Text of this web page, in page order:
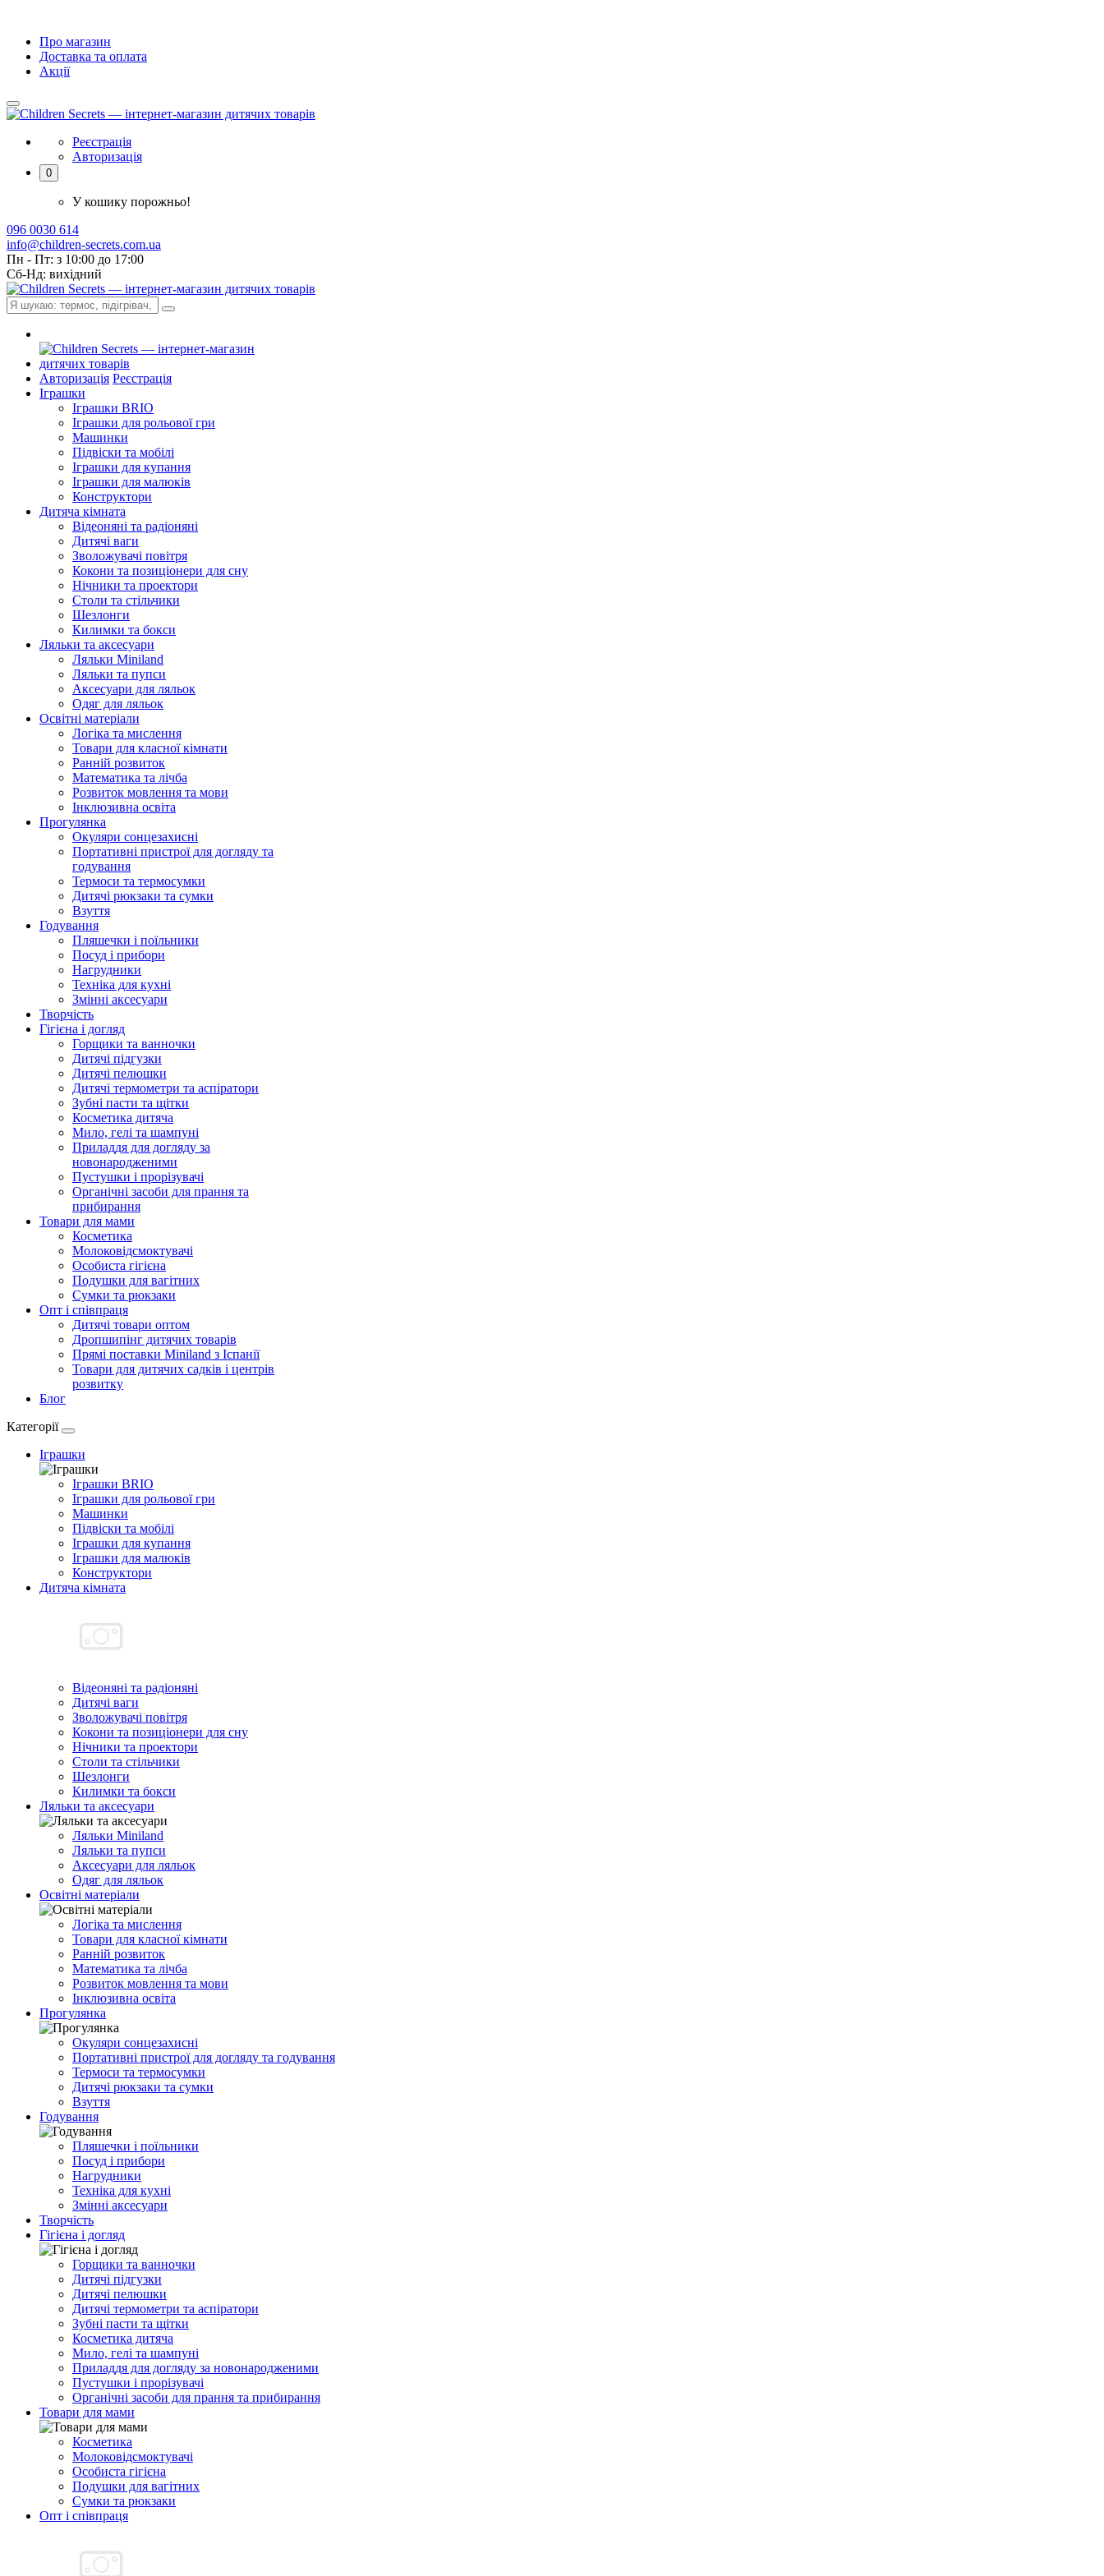
Про магазин
Доставка та оплата
Акції
Реєстрація
Авторизація
0
У кошику порожньо!
096 0030 614
info@children-secrets.com.ua
Пн - Пт: з 10:00 до 17:00
Сб-Нд: вихідний
Авторизація Реєстрація
Іграшки
Іграшки BRIO
Іграшки для рольової гри
Машинки
Підвіски та мобілі
Іграшки для купання
Іграшки для малюків
Конструктори
Дитяча кімната
Відеоняні та радіоняні
Дитячі ваги
Зволожувачі повітря
Кокони та позиціонери для сну
Нічники та проектори
Столи та стільчики
Шезлонги
Килимки та бокси
Ляльки та аксесуари
Ляльки Miniland
Ляльки та пупси
Аксесуари для ляльок
Одяг для ляльок
Освітні матеріали
Логіка та мислення
Товари для класної кімнати
Ранній розвиток
Математика та лічба
Розвиток мовлення та мови
Інклюзивна освіта
Прогулянка
Окуляри сонцезахисні
Портативні пристрої для догляду та
годування
Термоси та термосумки
Дитячі рюкзаки та сумки
Взуття
Годування
Пляшечки і поїльники
Посуд і прибори
Нагрудники
Техніка для кухні
Змінні аксесуари
Творчість
Гігієна і догляд
Горщики та ванночки
Дитячі підгузки
Дитячі пелюшки
Дитячі термометри та аспіратори
Зубні пасти та щітки
Косметика дитяча
Мило, гелі та шампуні
Приладдя для догляду за
новонародженими
Пустушки і прорізувачі
Органічні засоби для прання та
прибирання
Товари для мами
Косметика
Молоковідсмоктувачі
Особиста гігієна
Подушки для вагітних
Сумки та рюкзаки
Опт і співпраця
Дитячі товари оптом
Дропшипінг дитячих товарів
Прямі поставки Miniland з Іспанії
Товари для дитячих садків і центрів
розвитку
Блог
Категорії
Іграшки
Іграшки BRIO
Іграшки для рольової гри
Машинки
Підвіски та мобілі
Іграшки для купання
Іграшки для малюків
Конструктори
Дитяча кімната
Відеоняні та радіоняні
Дитячі ваги
Зволожувачі повітря
Кокони та позиціонери для сну
Нічники та проектори
Столи та стільчики
Шезлонги
Килимки та бокси
Ляльки та аксесуари
Ляльки Miniland
Ляльки та пупси
Аксесуари для ляльок
Одяг для ляльок
Освітні матеріали
Логіка та мислення
Товари для класної кімнати
Ранній розвиток
Математика та лічба
Розвиток мовлення та мови
Інклюзивна освіта
Прогулянка
Окуляри сонцезахисні
Портативні пристрої для догляду та годування
Термоси та термосумки
Дитячі рюкзаки та сумки
Взуття
Годування
Пляшечки і поїльники
Посуд і прибори
Нагрудники
Техніка для кухні
Змінні аксесуари
Творчість
Гігієна і догляд
Горщики та ванночки
Дитячі підгузки
Дитячі пелюшки
Дитячі термометри та аспіратори
Зубні пасти та щітки
Косметика дитяча
Мило, гелі та шампуні
Приладдя для догляду за новонародженими
Пустушки і прорізувачі
Органічні засоби для прання та прибирання
Товари для мами
Косметика
Молоковідсмоктувачі
Особиста гігієна
Подушки для вагітних
Сумки та рюкзаки
Опт і співпраця